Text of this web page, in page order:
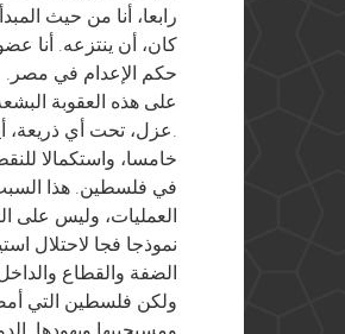
رابعا، أنا من حيث
كان، أن ينتزعه.
حكم الإعدام في مصر.
على هذه العقوبة
عزل، تحت أي ذريعة، أيا كانت الظروف، حتى لو كانوا إسرائيليين.
خامسا، واستكمالا
في فلسطين. هذا
العمليات، وليس على
نموذجا فجا لاحتلال
الضفة والقطاع
ولكن فلسطين التي